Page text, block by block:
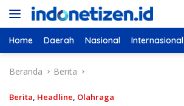
Langsung
Home Daerah Nasional Internasional
Beranda Berita
Berita, Headline, Olahraga